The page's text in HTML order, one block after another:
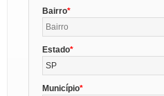
Bairro
Estado
SP
Município